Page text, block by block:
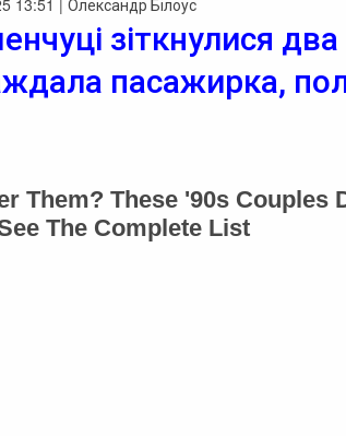
13:51 | Олександр Білоус
зіткнулися
пасажирка,